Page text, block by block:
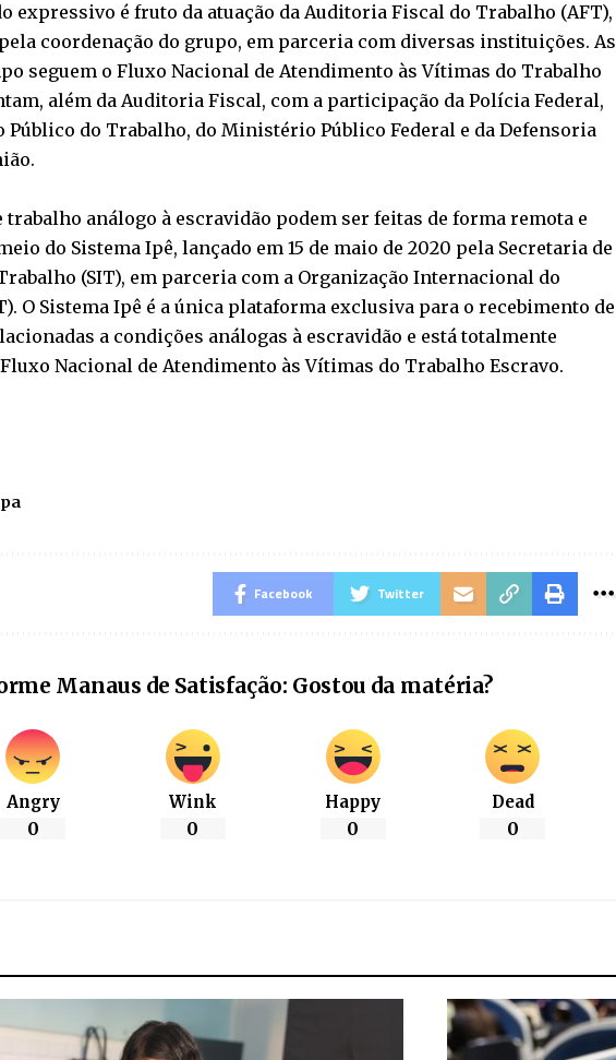
expressivo é fruto da atuação da Auditoria Fiscal do Trabalho (AFT),
coordenação do grupo, em parceria com diversas instituições. As
seguem o Fluxo Nacional de Atendimento às Vítimas do Trabalho
além da Auditoria Fiscal, com a participação da Polícia Federal,
do Trabalho, do Ministério Público Federal e da Defensoria
trabalho análogo à escravidão podem ser feitas de forma remota e
do Sistema Ipê, lançado em 15 de maio de 2020 pela Secretaria de
(SIT), em parceria com a Organização Internacional do
O Sistema Ipê é a única plataforma exclusiva para o recebimento de
a condições análogas à escravidão e está totalmente
Nacional de Atendimento às Vítimas do Trabalho Escravo.
Facebook Twitter
Manaus de Satisfação: Gostou da matéria?
Angry
0
Wink
0
Happy
0
Dead
0